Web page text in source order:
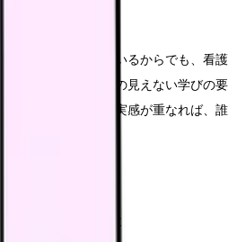
、あなたが怠けているからでも、看護
りません。終わりの見えない学びの要
環境、報われない実感が重なれば、誰
可を自分に出すこと